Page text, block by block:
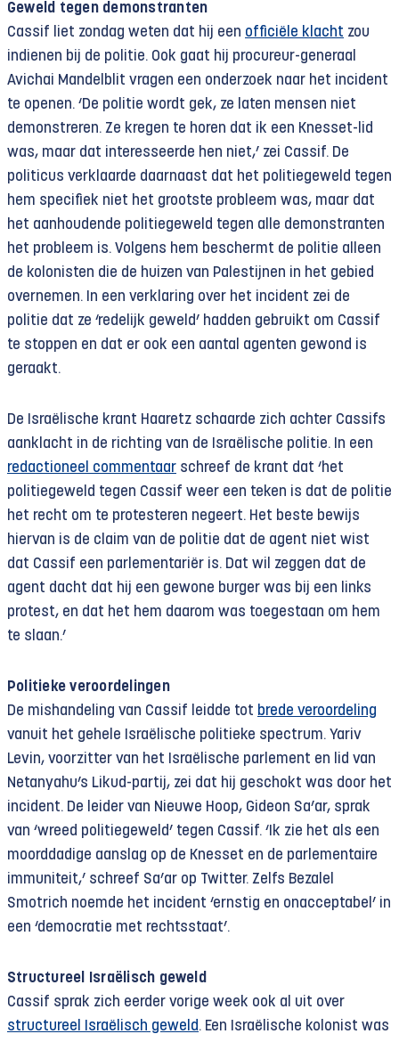
Geweld tegen demonstranten
Cassif liet zondag weten dat hij een officiële klacht zou
indienen bij de politie. Ook gaat hij procureur-generaal
Avichai Mandelblit vragen een onderzoek naar het incident
te openen. ‘De politie wordt gek, ze laten mensen niet
demonstreren. Ze kregen te horen dat ik een Knesset-lid
was, maar dat interesseerde hen niet,’ zei Cassif. De
politicus verklaarde daarnaast dat het politiegeweld tegen
hem specifiek niet het grootste probleem was, maar dat
het aanhoudende politiegeweld tegen alle demonstranten
het probleem is. Volgens hem beschermt de politie alleen
de kolonisten die de huizen van Palestijnen in het gebied
overnemen. In een verklaring over het incident zei de
politie dat ze ‘redelijk geweld’ hadden gebruikt om Cassif
te stoppen en dat er ook een aantal agenten gewond is
geraakt.
De Israëlische krant Haaretz schaarde zich achter Cassifs
aanklacht in de richting van de Israëlische politie. In een
redactioneel commentaar schreef de krant dat ‘het
politiegeweld tegen Cassif weer een teken is dat de politie
het recht om te protesteren negeert. Het beste bewijs
hiervan is de claim van de politie dat de agent niet wist
dat Cassif een parlementariër is. Dat wil zeggen dat de
agent dacht dat hij een gewone burger was bij een links
protest, en dat het hem daarom was toegestaan om hem
te slaan.’
Politieke veroordelingen
De mishandeling van Cassif leidde tot brede veroordeling
vanuit het gehele Israëlische politieke spectrum. Yariv
Levin, voorzitter van het Israëlische parlement en lid van
Netanyahu’s Likud-partij, zei dat hij geschokt was door het
incident. De leider van Nieuwe Hoop, Gideon Sa’ar, sprak
van ‘wreed politiegeweld’ tegen Cassif. ‘Ik zie het als een
moorddadige aanslag op de Knesset en de parlementaire
immuniteit,’ schreef Sa’ar op Twitter. Zelfs Bezalel
Smotrich noemde het incident ‘ernstig en onacceptabel’ in
een ‘democratie met rechtsstaat’.
Structureel Israëlisch geweld
Cassif sprak zich eerder vorige week ook al uit over
structureel Israëlisch geweld. Een Israëlische kolonist was